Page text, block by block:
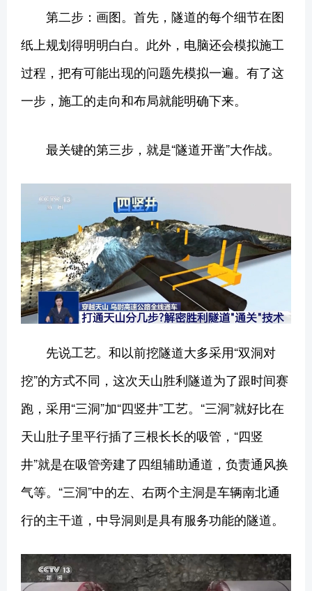
第二步：画图。首先，隧道的每个细节在图
纸上规划得明明白白。此外，电脑还会模拟施工
过程，把有可能出现的问题先模拟一遍。有了这
一步，施工的走向和布局就能明确下来。
最关键的第三步，就是“隧道开凿”大作战。
先说工艺。和以前挖隧道大多采用“双洞对
挖”的方式不同，这次天山胜利隧道为了跟时间赛
跑，采用“三洞”加“四竖井”工艺。“三洞”就好比在
天山肚子里平行插了三根长长的吸管，“四竖
井”就是在吸管旁建了四组辅助通道，负责通风换
气等。“三洞”中的左、右两个主洞是车辆南北通
行的主干道，中导洞则是具有服务功能的隧道。